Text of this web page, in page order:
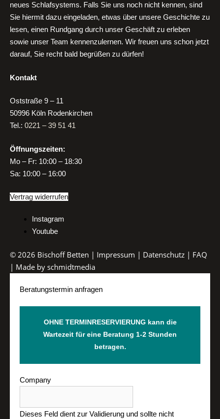
neues Schlafsystems. Falls Sie uns noch nicht kennen, sind
Sie hiermit dazu eingeladen, etwas über unsere Geschichte zu
lesen, einen Rundgang durch unser Geschäft zu erleben
sowie unser Team kennenzulernen. Wir freuen uns schon jetzt
darauf, Sie recht bald begrüßen zu dürfen!
Kontakt
Oststraße 9 – 11
50996 Köln Rodenkirchen
Tel.: 0221 – 39 51 41
Öffnungszeiten:
Mo – Fr: 10:00 – 18:30
Sa: 10:00 – 16:00
Vertrag widerrufen
Instagram
Youtube
© 2026 Bischoff Betten | Impressum | Datenschutz | FAQ
| Made by schmidtmedia
Beratungstermin anfragen
OHNE TERMINRESERVIERUNG kann die
Wartezeit für eine Beratung 1-2 Stunden
betragen.
Company
Dieses Feld dient zur Validierung und sollte nicht